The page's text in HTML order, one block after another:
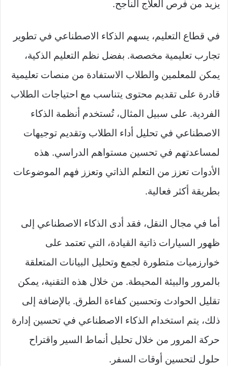
يزيد من فرص العلاج الناجح.
في قطاع التعليم، يسهم الذكاء الاصطناعي في تطوير
تجارب تعليمية مخصصة. بفضل نظم التعليم الذكية،
يمكن للمعلمين والطلاب الاستفادة من منصات تعليمية
قادرة على تقديم محتوى يتناسب مع احتياجات الطلاب
الفردية. على سبيل المثال، تُستخدم أنظمة الذكاء
الاصطناعي في تحليل أداء الطلاب وتقديم توجيهات
لمساعدتهم في تحسين مستواهم الدراسي. هذه
الأدوات تعزز من التعلم الذاتي وتعزز فهم الموضوعات
بطريقة أكثر فعالية.
أما في مجال النقل، فقد أدى الذكاء الاصطناعي إلى
ظهور السيارات ذاتية القيادة، التي تعتمد على
خوارزميات متطورة لجمع وتحليل البيانات المتعلقة
بالمرور والبيئة المحيطة. من خلال هذه التقنية، يمكن
تقليل الحوادث وتحسين كفاءة الطرق. بالإضافة إلى
ذلك، يتم استخدام الذكاء الاصطناعي في تحسين إدارة
حركة المرور من خلال تحليل أنماط السير واقتراح
حلول لتحسين أوقات السفر.